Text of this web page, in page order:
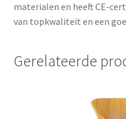
materialen en heeft CE-
van topkwaliteit en een
Gerelateerde